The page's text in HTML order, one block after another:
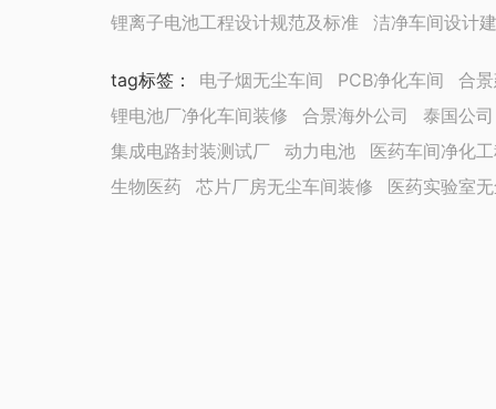
锂离子电池工程设计规范及标准 洁净车间设计
tag标签 ： 电子烟无尘车间 PCB净化车间
合
锂电池厂净化车间装修
合景海外公司
泰国公司
集成电路封装测试厂
动力电池
医药车间净化
生物医药
芯片厂房无尘车间装修 医药实验室